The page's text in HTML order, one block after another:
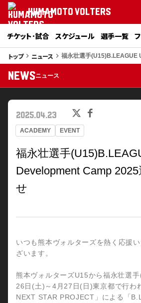
KUMAMOTO VOLTERS
チケット･試合 スケジュール 選手一覧
トップkeyboard_arrow_right ニュース keyboard_arrow_right 福永壮選手(U15)B.LEAGUE
NEWSニュース
ACADEMY EVENT
2025.04.23
福永壮選手
Development Camp
せ
いつも熊本ヴォルターズを熱く応援
ざいます。
熊本ヴォルターズU15から福永壮選
26日(土)～4月27日(日)東京都で行わ
NEXT STAR PROJECT」による「